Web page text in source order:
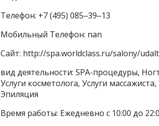
Телефон: +7 (495) 085‒39‒13
Мобильный Телефон: nan
Сайт: http://spa.worldclass.ru/salony/
вид деятельности: SPA-процедуры,
Услуги косметолога, Услуги
Эпиляция
Время работы: Ежедневно с 10:00 до